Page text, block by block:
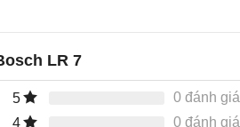
LR 7
5
0 đánh giá
4
0 đánh giá